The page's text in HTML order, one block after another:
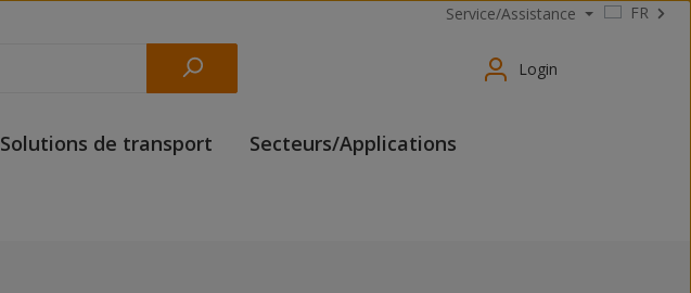
FR
Service/Assistance
Login
Solutions de transport Secteurs/Applications